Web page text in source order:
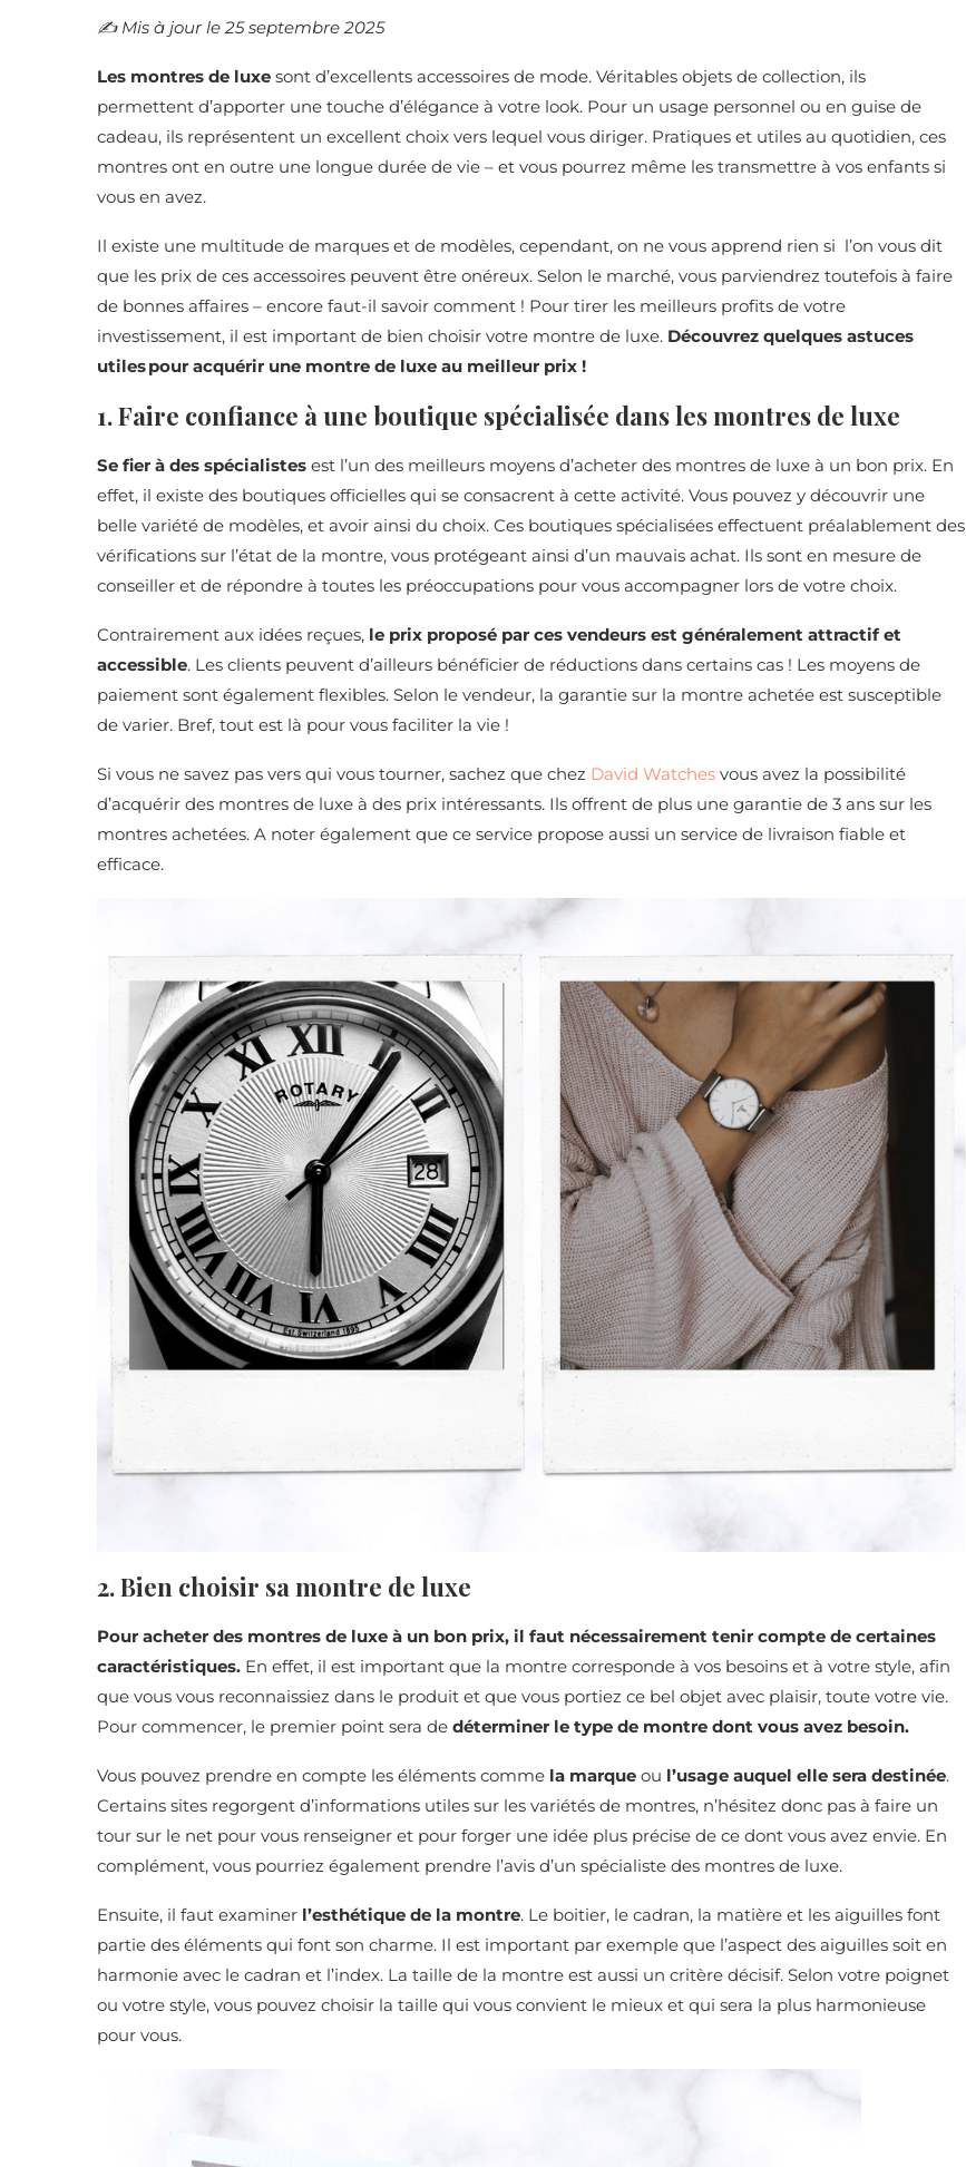
✍️​ Mis à jour le 25 septembre 2025
Les montres de luxe sont d’excellents accessoires de mode. Véritables objets de collection, ils
permettent d’apporter une touche d’élégance à votre look. Pour un usage personnel ou en guise de
cadeau, ils représentent un excellent choix vers lequel vous diriger. Pratiques et utiles au quotidien, ces
montres ont en outre une longue durée de vie – et vous pourrez même les transmettre à vos enfants si
vous en avez.
Il existe une multitude de marques et de modèles, cependant, on ne vous apprend rien si l’on vous dit
que les prix de ces accessoires peuvent être onéreux. Selon le marché, vous parviendrez toutefois à faire
de bonnes affaires – encore faut-il savoir comment ! Pour tirer les meilleurs profits de votre
investissement, il est important de bien choisir votre montre de luxe. Découvrez quelques astuces
utiles pour acquérir une montre de luxe au meilleur prix !
1. Faire confiance à une boutique spécialisée dans les montres de luxe
Se fier à des spécialistes est l’un des meilleurs moyens d’acheter des montres de luxe à un bon prix. En
effet, il existe des boutiques officielles qui se consacrent à cette activité. Vous pouvez y découvrir une
belle variété de modèles, et avoir ainsi du choix. Ces boutiques spécialisées effectuent préalablement des
vérifications sur l’état de la montre, vous protégeant ainsi d’un mauvais achat. Ils sont en mesure de
conseiller et de répondre à toutes les préoccupations pour vous accompagner lors de votre choix.
Contrairement aux idées reçues, le prix proposé par ces vendeurs est généralement attractif et
accessible. Les clients peuvent d’ailleurs bénéficier de réductions dans certains cas ! Les moyens de
paiement sont également flexibles. Selon le vendeur, la garantie sur la montre achetée est susceptible
de varier. Bref, tout est là pour vous faciliter la vie !
Si vous ne savez pas vers qui vous tourner, sachez que chez David Watches vous avez la possibilité
d’acquérir des montres de luxe à des prix intéressants. Ils offrent de plus une garantie de 3 ans sur les
montres achetées. A noter également que ce service propose aussi un service de livraison fiable et
efficace.
2. Bien choisir sa montre de luxe
Pour acheter des montres de luxe à un bon prix, il faut nécessairement tenir compte de certaines
caractéristiques. En effet, il est important que la montre corresponde à vos besoins et à votre style, afin
que vous vous reconnaissiez dans le produit et que vous portiez ce bel objet avec plaisir, toute votre vie.
Pour commencer, le premier point sera de déterminer le type de montre dont vous avez besoin.
Vous pouvez prendre en compte les éléments comme la marque ou l’usage auquel elle sera destinée.
Certains sites regorgent d’informations utiles sur les variétés de montres, n’hésitez donc pas à faire un
tour sur le net pour vous renseigner et pour forger une idée plus précise de ce dont vous avez envie. En
complément, vous pourriez également prendre l’avis d’un spécialiste des montres de luxe.
Ensuite, il faut examiner l’esthétique de la montre. Le boitier, le cadran, la matière et les aiguilles font
partie des éléments qui font son charme. Il est important par exemple que l’aspect des aiguilles soit en
harmonie avec le cadran et l’index. La taille de la montre est aussi un critère décisif. Selon votre poignet
ou votre style, vous pouvez choisir la taille qui vous convient le mieux et qui sera la plus harmonieuse
pour vous.